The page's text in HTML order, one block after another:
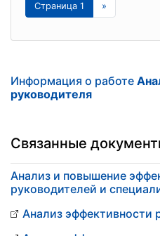
Страница 1 »
Информация о работе
руководителя
Связанные
Анализ и повышение
руководителей и
Анализ эффективности